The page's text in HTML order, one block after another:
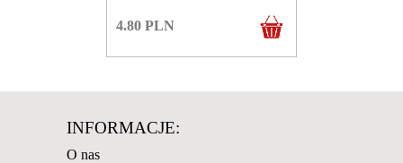
4.80 PLN
INFORMACJE:
O nas